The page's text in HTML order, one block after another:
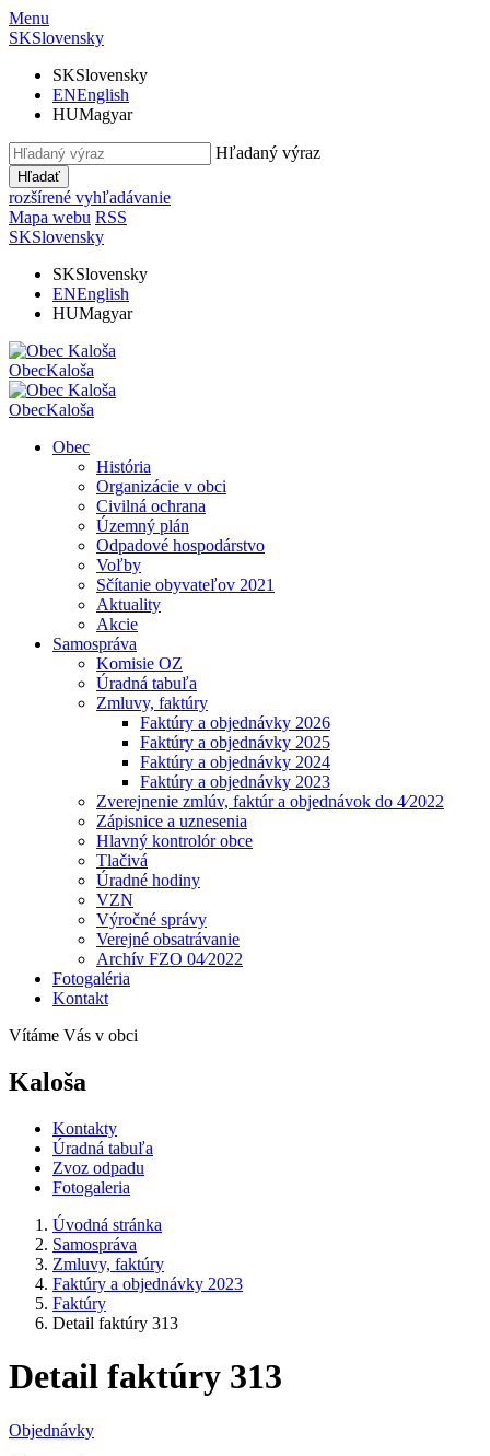
Menu
SKSlovensky
SKSlovensky
ENEnglish
HUMagyar
Hľadaný výraz
Hľadať
rozšírené vyhľadávanie
Mapa webu RSS
SKSlovensky
SKSlovensky
ENEnglish
HUMagyar
ObecKaloša
ObecKaloša
Obec
História
Organizácie v obci
Civilná ochrana
Územný plán
Odpadové hospodárstvo
Voľby
Sčítanie obyvateľov 2021
Aktuality
Akcie
Samospráva
Komisie OZ
Úradná tabuľa
Zmluvy, faktúry
Faktúry a objednávky 2026
Faktúry a objednávky 2025
Faktúry a objednávky 2024
Faktúry a objednávky 2023
Zverejnenie zmlúv, faktúr a objednávok do 4⁄2022
Zápisnice a uznesenia
Hlavný kontrolór obce
Tlačivá
Úradné hodiny
VZN
Výročné správy
Verejné obsatrávanie
Archív FZO 04⁄2022
Fotogaléria
Kontakt
Vítáme Vás v obci
Kaloša
Kontakty
Úradná tabuľa
Zvoz odpadu
Fotogaleria
Úvodná stránka
Samospráva
Zmluvy, faktúry
Faktúry a objednávky 2023
Faktúry
Detail faktúry 313
Detail faktúry 313
Objednávky